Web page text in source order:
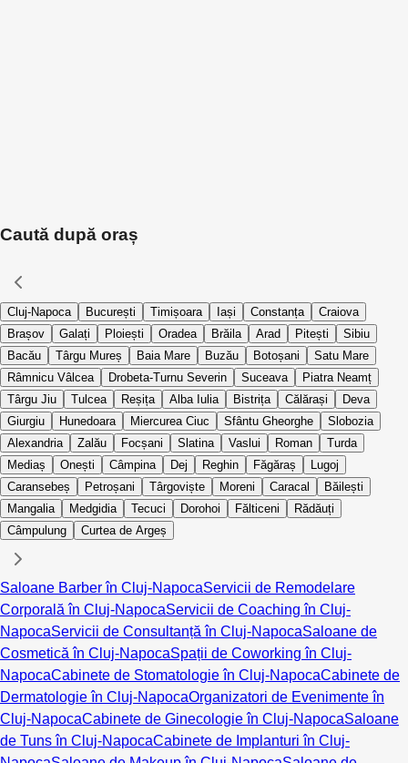
Caută după oraș
Cluj-Napoca București Timișoara Iași Constanța
Craiova
Brașov
Galați Ploiești Oradea Brăila Arad Pitești
Sibiu
Bacău
Târgu Mureș Baia Mare Buzău Botoșani
Satu Mare
Râmnicu Vâlcea
Drobeta-Turnu Severin Suceava
Piatra Neamț
Târgu Jiu
Tulcea Reșița Alba Iulia Bistrița Călărași
Deva
Giurgiu
Hunedoara Miercurea Ciuc Sfântu Gheorghe
Slobozia
Alexandria
Zalău Focșani Slatina Vaslui Roman
Turda
Mediaș
Onești Câmpina Dej Reghin Făgăraș
Lugoj
Caransebeș
Petroșani Târgoviște Moreni Caracal
Băilești
Mangalia
Medgidia Tecuci Dorohoi Fălticeni
Rădăuți
Câmpulung
Curtea de Argeș
Saloane Barber în Cluj-NapocaServicii de Remodelare
Corporală în Cluj-NapocaServicii de Coaching în Cluj-
NapocaServicii de Consultanță în Cluj-NapocaSaloane de
Cosmetică în Cluj-NapocaSpații de Coworking în Cluj-
NapocaCabinete de Stomatologie în Cluj-NapocaCabinete de
Dermatologie în Cluj-NapocaOrganizatori de Evenimente în
Cluj-NapocaCabinete de Ginecologie în Cluj-NapocaSaloane
de Tuns în Cluj-NapocaCabinete de Implanturi în Cluj-